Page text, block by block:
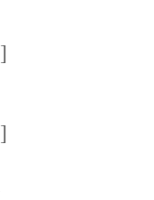
[55 بلدان]
[10 بلدان]